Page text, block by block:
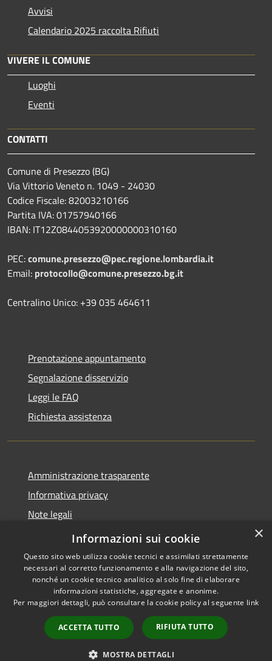
Avvisi
Calendario 2025 raccolta Rifiuti
VIVERE IL COMUNE
Luoghi
Eventi
CONTATTI
Comune di Presezzo (BG)
Via Vittorio Veneto n. 1049 - 24030
Codice Fiscale: 82003210166
Partita IVA: 01757940166
IBAN: IT12Z0844053920000000310160
PEC:comune.presezzo@pec.regione.lombardia.it
Email: protocollo@comune.presezzo.bg.it
Centralino Unico: +39 035 464611
Prenotazione appuntamento
Segnalazione disservizio
Leggi le FAQ
Richiesta assistenza
Amministrazione trasparente
Informativa privacy
Note legali
Dichiarazione di accessibilità
Accessibilità
Copyright © 2026 • Comune di
Presezzo • Powered by
Municipium•
Accesso
redazione
×
Informazioni sui cookie
Questo sito web utilizza cookie tecnici e assimilati strettamente
necessari al corretto funzionamento e alla navigazione del sito,
nonché un cookie tecnico analitico al solo fine di elaborare
informazioni statistiche, aggregate e anonime.
Per maggiori dettagli, può consultare la cookie policy al seguente link
ACCETTA TUTTO RIFIUTA TUTTO
MOSTRA DETTAGLI